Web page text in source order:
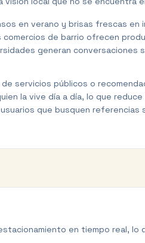
en verano y brisas frescas en
de barrio ofrecen
generan conversaciones
servicios públicos o
la vive día a día, lo que
que busquen referencias
en tiempo real, lo